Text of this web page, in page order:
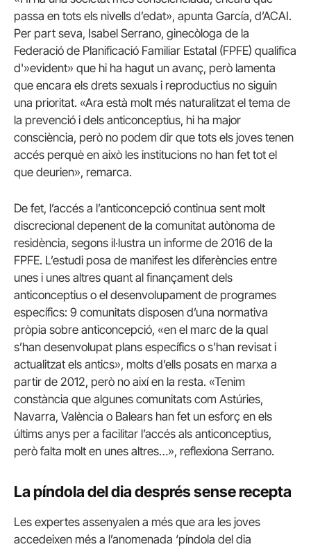
passa en tots els nivells d’edat», apunta García, d’ACAI.
Per part seva, Isabel Serrano, ginecòloga de la
Federació de Planificació Familiar Estatal (FPFE) qualifica
d'»evident» que hi ha hagut un avanç, però lamenta
que encara els drets sexuals i reproductius no siguin
una prioritat. «Ara està molt més naturalitzat el tema de
la prevenció i dels anticonceptius, hi ha major
consciència, però no podem dir que tots els joves tenen
accés perquè en això les institucions no han fet tot el
que deurien», remarca.
De fet, l’accés a l’anticoncepció continua sent molt
discrecional depenent de la comunitat autònoma de
residència, segons il·lustra un informe de 2016 de la
FPFE. L’estudi posa de manifest les diferències entre
unes i unes altres quant al finançament dels
anticonceptius o el desenvolupament de programes
específics: 9 comunitats disposen d’una normativa
pròpia sobre anticoncepció, «en el marc de la qual
s’han desenvolupat plans específics o s’han revisat i
actualitzat els antics», molts d’ells posats en marxa a
partir de 2012, però no així en la resta. «Tenim
constància que algunes comunitats com Astúries,
Navarra, València o Balears han fet un esforç en els
últims anys per a facilitar l’accés als anticonceptius,
però falta molt en unes altres…», reflexiona Serrano.
La píndola del dia després sense recepta
Les expertes assenyalen a més que ara les joves
accedeixen més a l’anomenada ‘píndola del dia